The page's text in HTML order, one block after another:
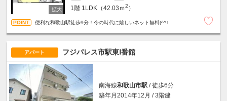
1階 1LDK（42.03ｍ2 ）
便利な和歌山駅徒歩9分！今の時代に嬉しいネット無料(^^♪
アパート フジパレス市駅東Ⅰ番館
南海線和歌山市駅 / 徒歩6分
築年月2014年12月 / 3階建